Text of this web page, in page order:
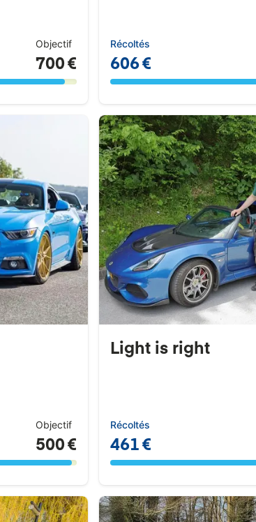
Objectif
700 €
Récoltés
606 €
Objectif
500 €
Light is right
Récoltés
461 €